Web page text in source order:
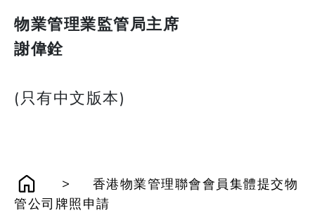
物業管理業監管局主席
謝偉銓
(只有中文版本)
>
香港物業管理聯會會員集體提交物
管公司牌照申請